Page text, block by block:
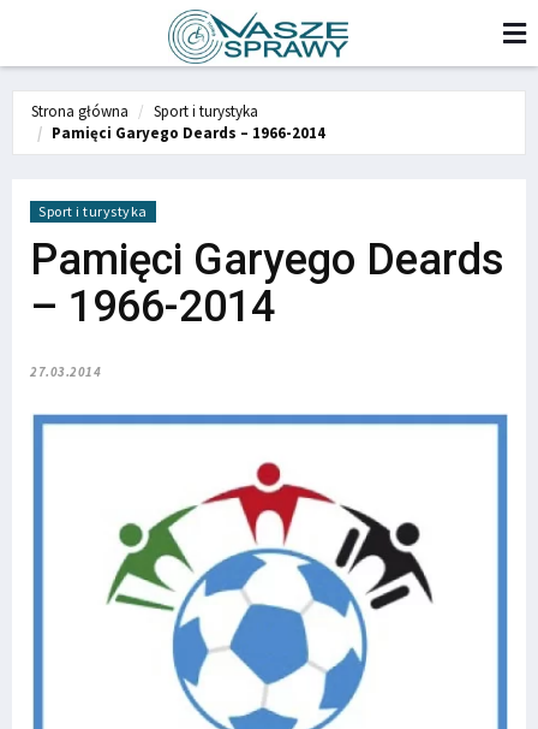
Strona główna
Sport i turystyka
Pamięci Garyego Deards – 1966-2014
Sport i turystyka
Pamięci Garyego Deards
– 1966-2014
27.03.2014